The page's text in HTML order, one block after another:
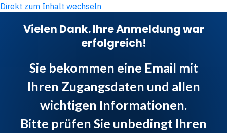
Direkt zum Inhalt wechseln
Vielen Dank. Ihre Anmeldung war
erfolgreich!
Sie bekommen eine Email mit
Ihren Zugangsdaten und allen
wichtigen Informationen.
Bitte prüfen Sie unbedingt Ihren